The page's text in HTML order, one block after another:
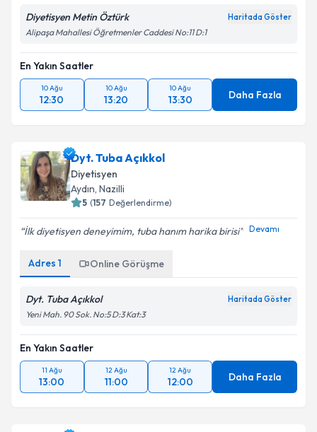
Takvim Talebini Gönder
Diyetisyen Metin Öztürk Haritada Göster
Alipaşa Mahallesi Öğretmenler Caddesi No:11 D:1
En Yakın Saatler
10 Ağu
12:30
10 Ağu
13:20
10 Ağu
13:30 Daha Fazla
Dyt. Tuba Açıkkol
Diyetisyen
Aydın, Nazilli
5 (157 Değerlendirme)
İlk diyetisyen deneyimim, tuba hanım harika birisi Devamı
Adres 1 Online Görüşme
Dyt. Tuba Açıkkol Haritada Göster
Yeni Mah. 90 Sok. No:5 D:3 Kat:3
En Yakın Saatler
11 Ağu
13:00
12 Ağu
11:00
12 Ağu
12:00 Daha Fazla